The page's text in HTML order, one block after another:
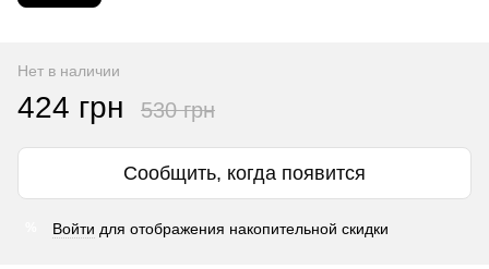
Нет в наличии
424 грн 530 грн
Сообщить, когда появится
Войти для отображения накопительной скидки